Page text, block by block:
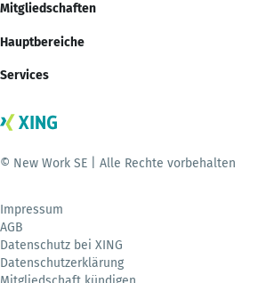
Mitgliedschaften
Hauptbereiche
Services
© New Work SE | Alle Rechte vorbehalten
Impressum
AGB
Datenschutz bei XING
Datenschutzerklärung